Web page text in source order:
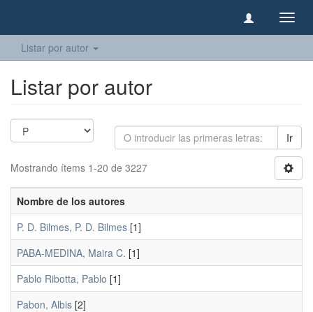
Listar por autor
Listar por autor
Ir
Mostrando ítems 1-20 de 3227
Nombre de los autores
P. D. Bilmes, P. D. Bilmes [1]
PABA-MEDINA, Maira C. [1]
Pablo Ribotta, Pablo [1]
Pabon, Albis [2]